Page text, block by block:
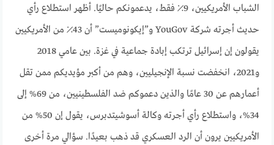
الشباب الأمريكيين، 9٪ فقط، يدعمونكم حاليًا. أظهر استطلاع رأي
حديث أجرته شركة YouGov و”إيكونوميست” أن 43٪ من الأمريكيين
يقولون إن إسرائيل ترتكب إبادة جماعية في غزة. بين عامي 2018
و2021، انخفضت نسبة الإنجيليين، وهم من أكبر مؤيديكم ممن تقل
أعمارهم عن 30 عامًا والذين دعموكم ضد الفلسطينيين، من 69% إلى
34%، واستطلاع رأي أجرته وكالة أسوشيتدبرس، يقول إن 50% من
الأمريكيين يرون أن الرد العسكري قد ذهب بعيدًا. سؤالي مرة أخرى